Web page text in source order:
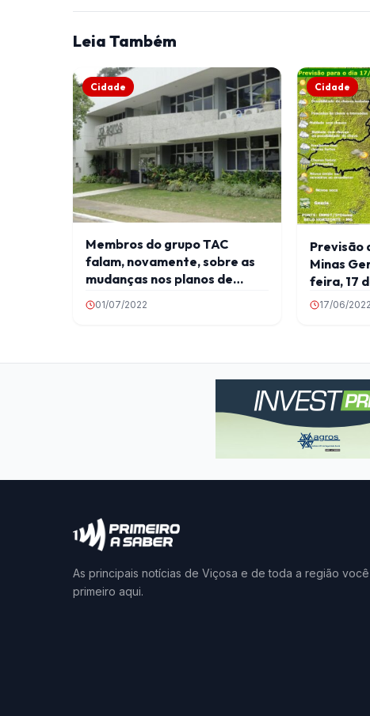
Leia Também
Cidade
Membros do grupo TAC
falam, novamente, sobre as
mudanças nos planos de
01/07/2022
Cidade
Previsão
Minas
feira, 17
17/06/2022
As principais notícias de Viçosa e de toda a região
primeiro aqui.